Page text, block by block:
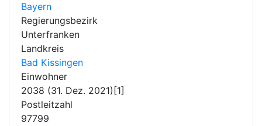
Bayern
Regierungsbezirk
Unterfranken
Landkreis
Bad Kissingen
Einwohner
2038 (31. Dez. 2021)[1]
Postleitzahl
97799